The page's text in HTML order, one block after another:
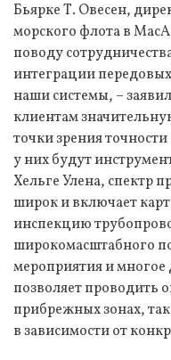
Бьярке Т. Овесен,
морского флота в
поводу
интеграции
наши системы, –
клиентам
точки зрения
у них будут
Хельге Улена, спектр
широк и включает
инспекцию
широкомасштабного
мероприятия и многое
позволяет проводить
прибрежных зонах,
в зависимости от